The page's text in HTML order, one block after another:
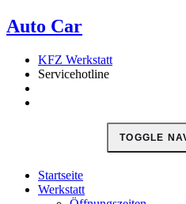
кредиты онлайн
наличными
Auto Car
KFZ Werkstatt
Servicehotline
TOGGLE
Startseite
Werkstatt